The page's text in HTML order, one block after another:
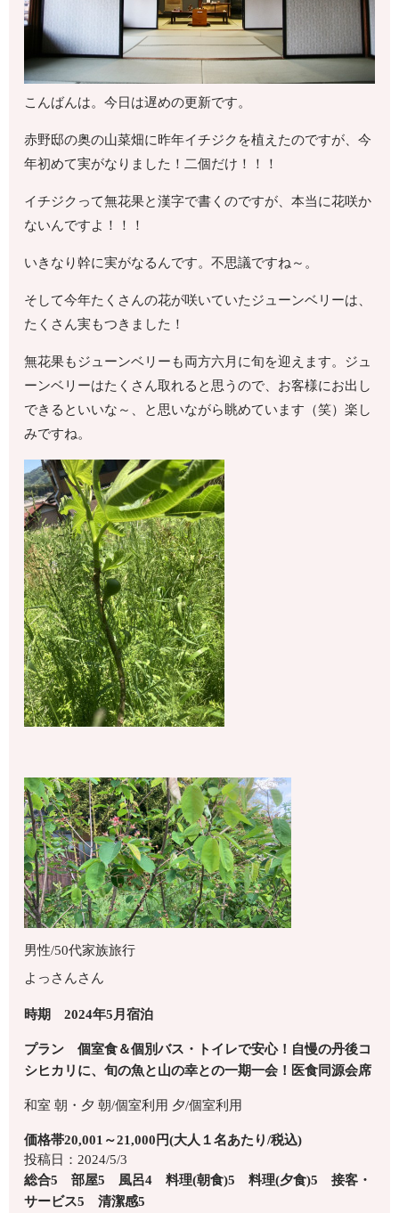
こんばんは。今日は遅めの更新です。
赤野邸の奥の山菜畑に昨年イチジクを植えたのですが、今
年初めて実がなりました！二個だけ！！！
イチジクって無花果と漢字で書くのですが、本当に花咲か
ないんですよ！！！
いきなり幹に実がなるんです。不思議ですね～。
そして今年たくさんの花が咲いていたジューンベリーは、
たくさん実もつきました！
無花果もジューンベリーも両方六月に旬を迎えます。ジュ
ーンベリーはたくさん取れると思うので、お客様にお出し
できるといいな～、と思いながら眺めています（笑）楽し
みですね。
男性/50代家族旅行
よっさんさん
時期 2024年5月宿泊
プラン 個室食＆個別バス・トイレで安心！自慢の丹後コ
シヒカリに、旬の魚と山の幸との一期一会！医食同源会席
和室 朝・夕 朝/個室利用 夕/個室利用
価格帯20,001～21,000円(大人１名あたり/税込)
投稿日：2024/5/3
総合5 部屋5 風呂4 料理(朝食)5 料理(夕食)5 接客・
サービス5 清潔感5